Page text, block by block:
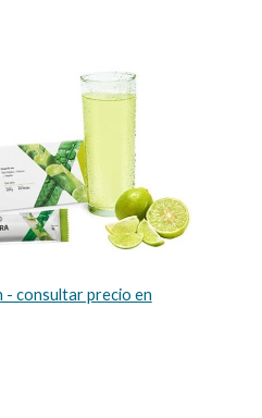
- consultar precio en